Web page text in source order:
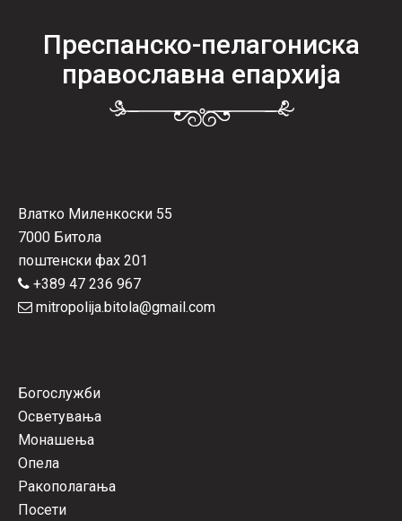
Преспанско-пелагониска
православна епархија
Влатко Миленкоски 55
7000 Битола
поштенски фах 201
+389 47 236 967
mitropolija.bitola@gmail.com
Богослужби
Осветувања
Монашења
Опела
Ракополагања
Посети